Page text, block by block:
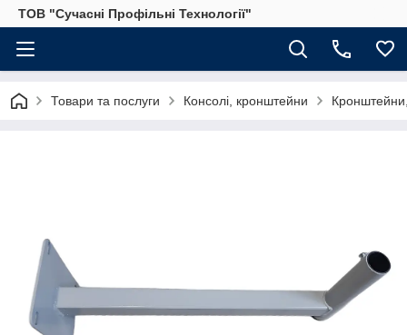
ТОВ "Сучасні Профільні Технології"
Товари та послуги Консолі, кронштейни